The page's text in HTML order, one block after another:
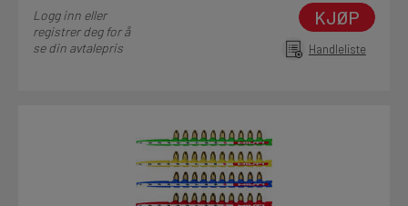
Logg inn eller
registrer deg for å
se din avtalepris
KJØP
Handleliste